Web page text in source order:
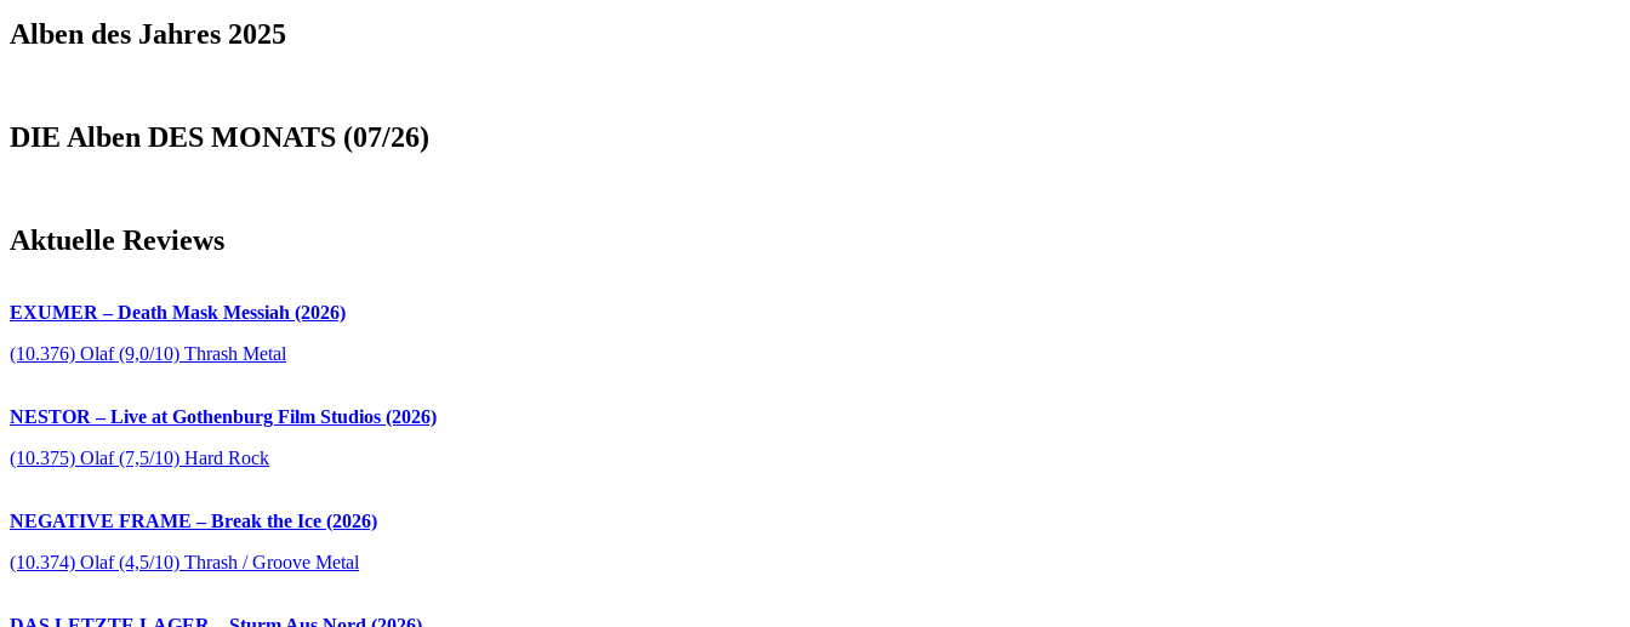
Alben des Jahres 2025
DIE Alben DES MONATS (07/26)
Aktuelle Reviews
EXUMER – Death Mask Messiah (2026)
(10.376) Olaf (9,0/10) Thrash Metal
NESTOR – Live at Gothenburg Film Studios (2026)
(10.375) Olaf (7,5/10) Hard Rock
NEGATIVE FRAME – Break the Ice (2026)
(10.374) Olaf (4,5/10) Thrash / Groove Metal